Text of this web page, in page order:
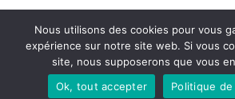
AssociationLes Amis d'Etty
droits réservés © 2021 |
politique de confidentialité|
parNolad Web
Nous utilisons des cookies pour vous
expérience sur notre site web. Si vous
site, nous supposerons que vous
Ok, tout accepter
Politique